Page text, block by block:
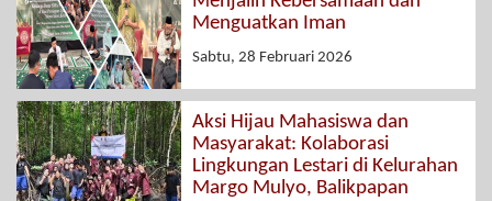
Menguatkan Iman
Sabtu, 28 Februari 2026
Aksi Hijau Mahasiswa dan
Masyarakat: Kolaborasi
Lingkungan Lestari di Kelurahan
Margo Mulyo, Balikpapan